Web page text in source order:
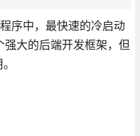
序中，最快速的冷启动
大的后端开发框架，但